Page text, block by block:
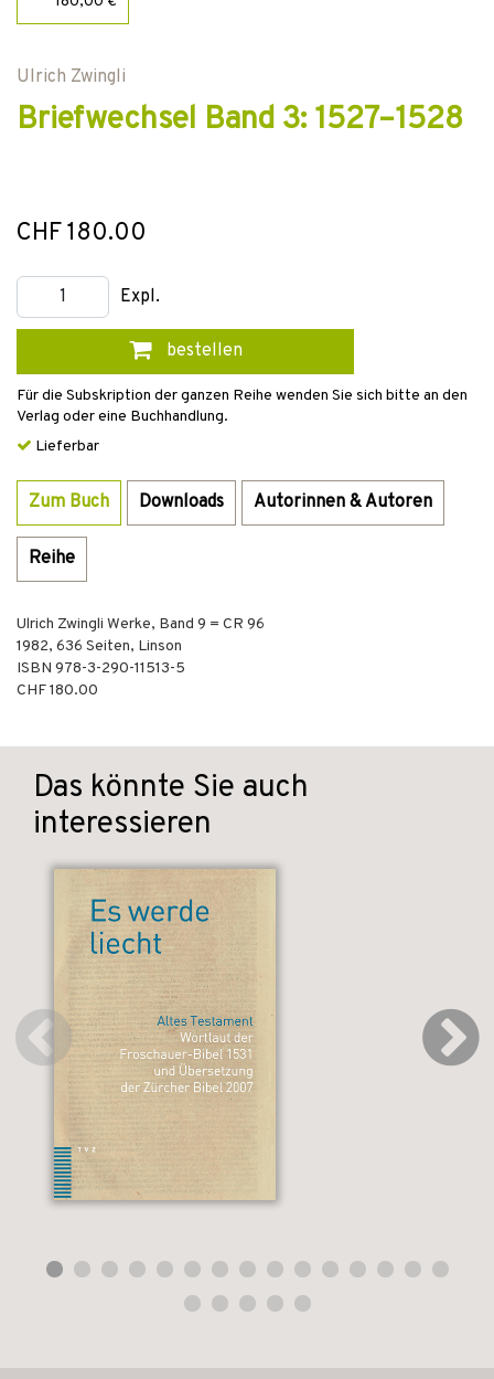
Ulrich Zwingli
Briefwechsel Band 3: 1527–1528
CHF 180.00
Expl.
bestellen
Für die Subskription der ganzen Reihe wenden Sie sich bitte an den
Verlag oder eine Buchhandlung.
Lieferbar
Zum Buch Downloads Autorinnen & Autoren
Reihe
Ulrich Zwingli Werke, Band 9 = CR 96
1982, 636 Seiten, Linson
ISBN 978-3-290-11513-5
CHF 180.00
Das könnte Sie auch
interessieren